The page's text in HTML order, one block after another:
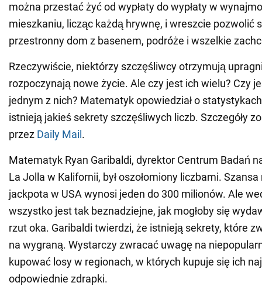
można przestać żyć od wypłaty do wypłaty w
mieszkaniu, licząc każdą hrywnę, i wreszcie pozwolić
przestronny dom z basenem, podróże i wszelkie
Rzeczywiście, niektórzy szczęśliwcy otrzymują
rozpoczynają nowe życie. Ale czy jest ich wielu? Czy
jednym z nich? Matematyk opowiedział o
istnieją jakieś sekrety szczęśliwych liczb. Szczegóły
przez Daily Mail .
Matematyk Ryan Garibaldi, dyrektor Centrum Badań
La Jolla w Kalifornii, był oszołomiony liczbami.
jackpota w USA wynosi jeden do 300 milionów. Ale
wszystko jest tak beznadziejne, jak mogłoby się
rzut oka. Garibaldi twierdzi, że istnieją sekrety, które
na wygraną. Wystarczy zwracać uwagę na
kupować losy w regionach, w których kupuje się ich
odpowiednie zdrapki.